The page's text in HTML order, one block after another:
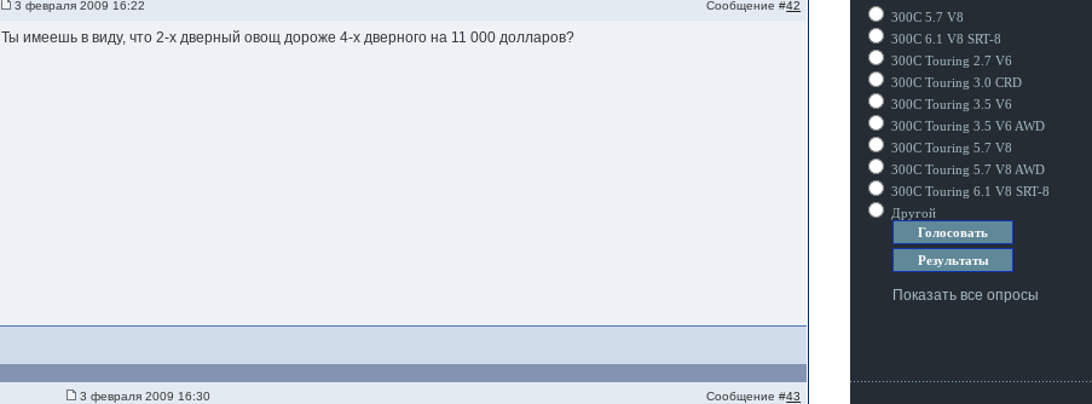
3 февраля 2009 16:22 Сообщение #42
Ты имеешь в виду, что 2-х дверный овощ дороже 4-х дверного на 11 000 долларов?
3 февраля 2009 16:30 Сообщение #43
300C 5.7 V8
300C 6.1 V8 SRT-8
300C Touring 2.7 V6
300C Touring 3.0 CRD
300C Touring 3.5 V6
300C Touring 3.5 V6 AWD
300C Touring 5.7 V8
300C Touring 5.7 V8 AWD
300C Touring 6.1 V8 SRT-8
Другой
Показать все опросы